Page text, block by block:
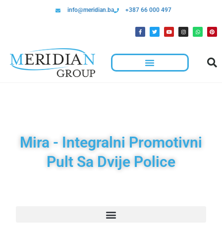
info@meridian.ba +387 66 000 497
Mira - Integralni Promotivni
Pult Sa Dvije Police